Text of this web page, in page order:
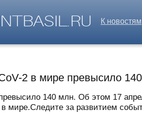
К новостям
2 в мире превысило
140 млн. Об этом 17
мире.Следите за развитием